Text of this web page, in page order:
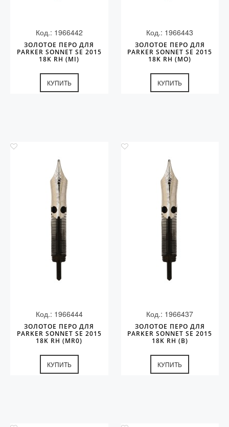
Код.: 1966442
ЗОЛОТОЕ ПЕРО ДЛЯ
PARKER SONNET SE 2015
18K RH (MI)
КУПИТЬ
Код.: 1966443
ЗОЛОТОЕ ПЕРО ДЛЯ
PARKER SONNET SE 2015
18K RH (MO)
КУПИТЬ
Код.: 1966444
ЗОЛОТОЕ ПЕРО ДЛЯ
PARKER SONNET SE 2015
18K RH (MR0)
КУПИТЬ
Код.: 1966437
ЗОЛОТОЕ ПЕРО ДЛЯ
PARKER SONNET SE 2015
18K RH (B)
КУПИТЬ